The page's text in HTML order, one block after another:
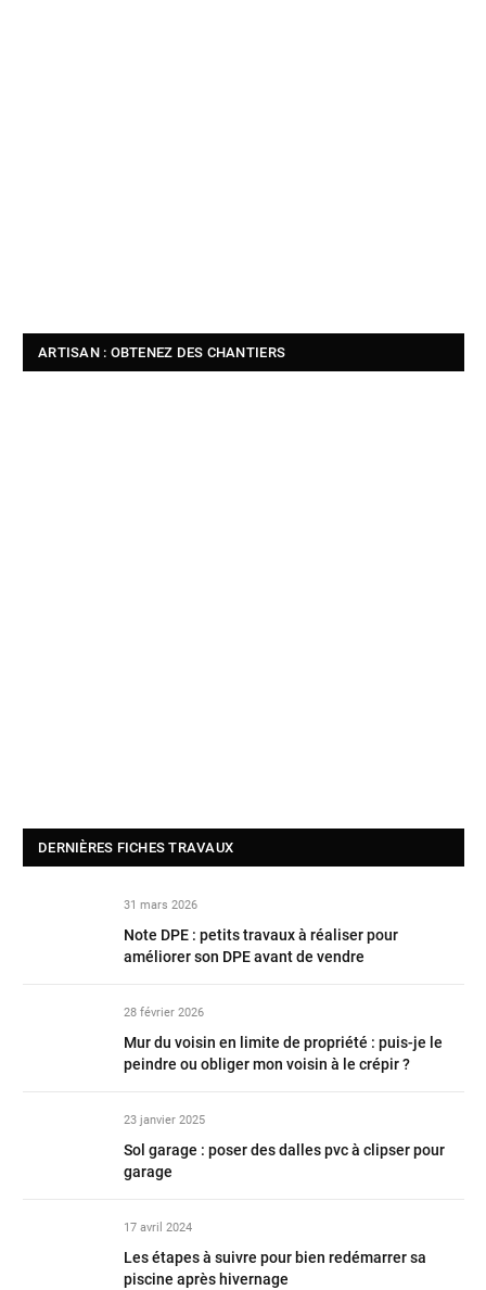
ARTISAN : OBTENEZ DES CHANTIERS
DERNIÈRES FICHES TRAVAUX
31 mars 2026
Note DPE : petits travaux à réaliser pour
améliorer son DPE avant de vendre
28 février 2026
Mur du voisin en limite de propriété : puis-je le
peindre ou obliger mon voisin à le crépir ?
23 janvier 2025
Sol garage : poser des dalles pvc à clipser pour
garage
17 avril 2024
Les étapes à suivre pour bien redémarrer sa
piscine après hivernage